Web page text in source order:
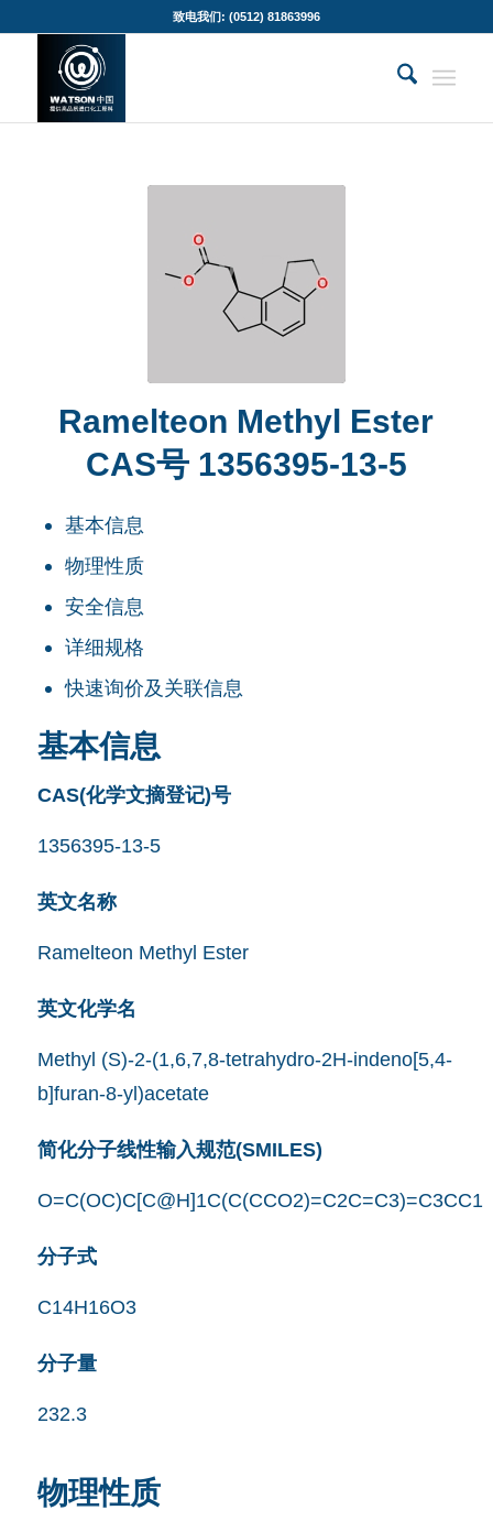
致电我们: (0512) 81863996
Ramelteon Methyl Ester
CAS号 1356395-13-5
基本信息
物理性质
安全信息
详细规格
快速询价及关联信息
基本信息
CAS(化学文摘登记)号
1356395-13-5
英文名称
Ramelteon Methyl Ester
英文化学名
Methyl (S)-2-(1,6,7,8-tetrahydro-2H-indeno[5,4-
b]furan-8-yl)acetate
简化分子线性输入规范(SMILES)
O=C(OC)C[C@H]1C(C(CCO2)=C2C=C3)=C3CC1
分子式
C14H16O3
分子量
232.3
物理性质